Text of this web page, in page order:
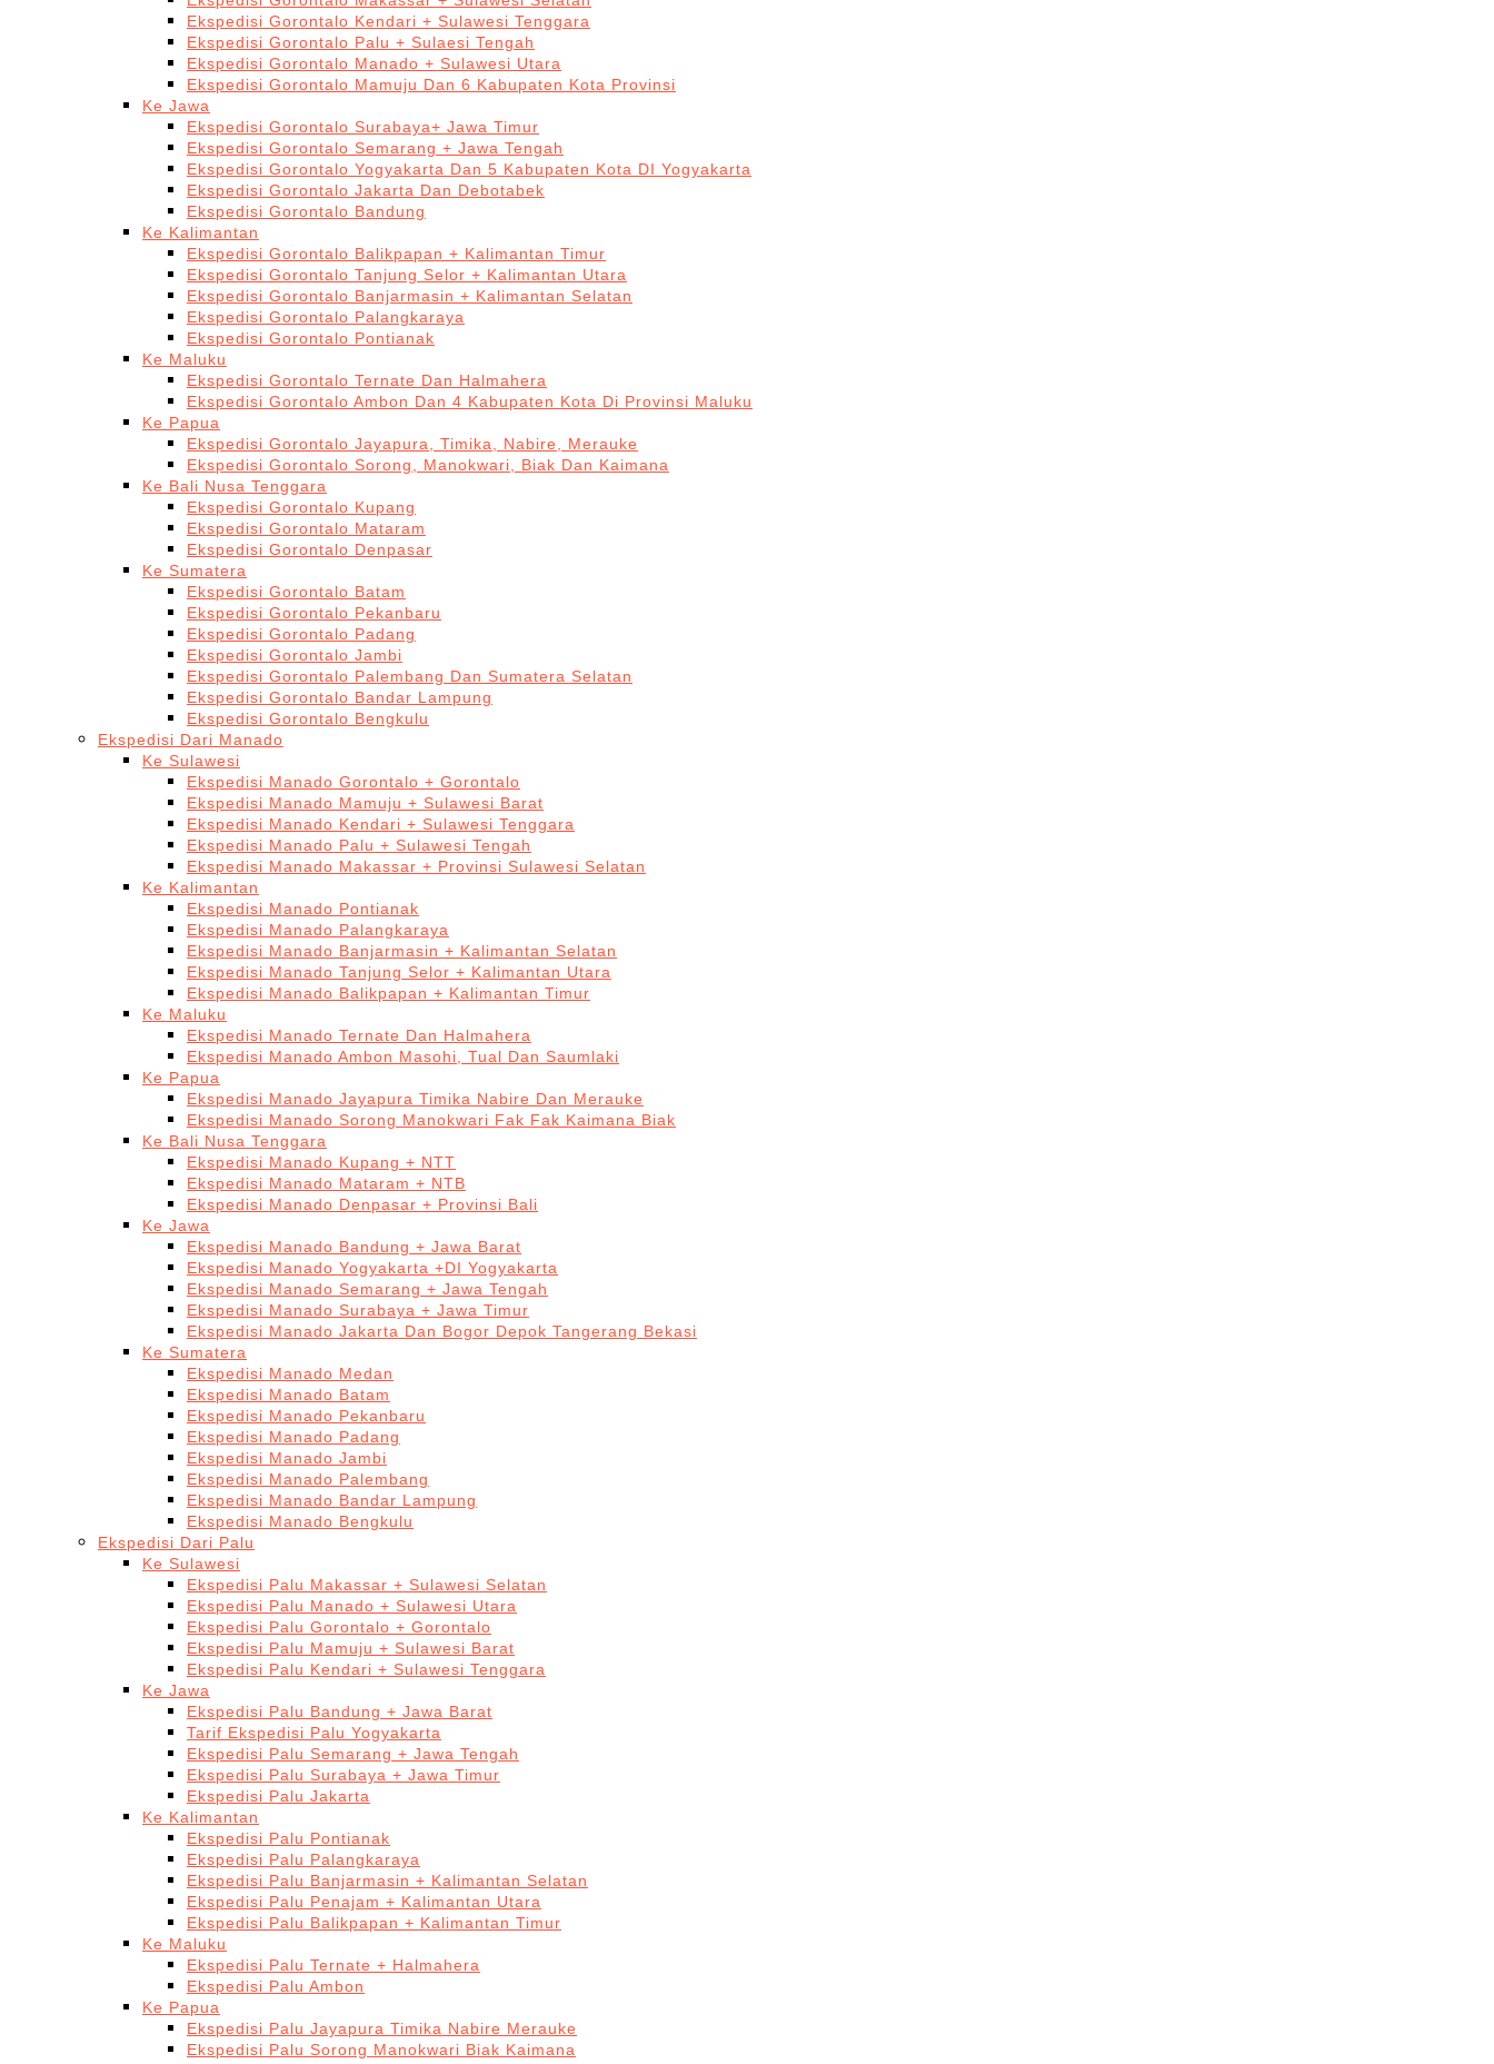
Ekspedisi Gorontalo Kendari + Sulawesi Tenggara
Ekspedisi Gorontalo Palu + Sulaesi Tengah
Ekspedisi Gorontalo Manado + Sulawesi Utara
Ekspedisi Gorontalo Mamuju Dan 6 Kabupaten Kota Provinsi
Ke Jawa
Ekspedisi Gorontalo Surabaya+ Jawa Timur
Ekspedisi Gorontalo Semarang + Jawa Tengah
Ekspedisi Gorontalo Yogyakarta Dan 5 Kabupaten Kota DI Yogyakarta
Ekspedisi Gorontalo Jakarta Dan Debotabek
Ekspedisi Gorontalo Bandung
Ke Kalimantan
Ekspedisi Gorontalo Balikpapan + Kalimantan Timur
Ekspedisi Gorontalo Tanjung Selor + Kalimantan Utara
Ekspedisi Gorontalo Banjarmasin + Kalimantan Selatan
Ekspedisi Gorontalo Palangkaraya
Ekspedisi Gorontalo Pontianak
Ke Maluku
Ekspedisi Gorontalo Ternate Dan Halmahera
Ekspedisi Gorontalo Ambon Dan 4 Kabupaten Kota Di Provinsi Maluku
Ke Papua
Ekspedisi Gorontalo Jayapura, Timika, Nabire, Merauke
Ekspedisi Gorontalo Sorong, Manokwari, Biak Dan Kaimana
Ke Bali Nusa Tenggara
Ekspedisi Gorontalo Kupang
Ekspedisi Gorontalo Mataram
Ekspedisi Gorontalo Denpasar
Ke Sumatera
Ekspedisi Gorontalo Batam
Ekspedisi Gorontalo Pekanbaru
Ekspedisi Gorontalo Padang
Ekspedisi Gorontalo Jambi
Ekspedisi Gorontalo Palembang Dan Sumatera Selatan
Ekspedisi Gorontalo Bandar Lampung
Ekspedisi Gorontalo Bengkulu
Ekspedisi Dari Manado
Ke Sulawesi
Ekspedisi Manado Gorontalo + Gorontalo
Ekspedisi Manado Mamuju + Sulawesi Barat
Ekspedisi Manado Kendari + Sulawesi Tenggara
Ekspedisi Manado Palu + Sulawesi Tengah
Ekspedisi Manado Makassar + Provinsi Sulawesi Selatan
Ke Kalimantan
Ekspedisi Manado Pontianak
Ekspedisi Manado Palangkaraya
Ekspedisi Manado Banjarmasin + Kalimantan Selatan
Ekspedisi Manado Tanjung Selor + Kalimantan Utara
Ekspedisi Manado Balikpapan + Kalimantan Timur
Ke Maluku
Ekspedisi Manado Ternate Dan Halmahera
Ekspedisi Manado Ambon Masohi, Tual Dan Saumlaki
Ke Papua
Ekspedisi Manado Jayapura Timika Nabire Dan Merauke
Ekspedisi Manado Sorong Manokwari Fak Fak Kaimana Biak
Ke Bali Nusa Tenggara
Ekspedisi Manado Kupang + NTT
Ekspedisi Manado Mataram + NTB
Ekspedisi Manado Denpasar + Provinsi Bali
Ke Jawa
Ekspedisi Manado Bandung + Jawa Barat
Ekspedisi Manado Yogyakarta +DI Yogyakarta
Ekspedisi Manado Semarang + Jawa Tengah
Ekspedisi Manado Surabaya + Jawa Timur
Ekspedisi Manado Jakarta Dan Bogor Depok Tangerang Bekasi
Ke Sumatera
Ekspedisi Manado Medan
Ekspedisi Manado Batam
Ekspedisi Manado Pekanbaru
Ekspedisi Manado Padang
Ekspedisi Manado Jambi
Ekspedisi Manado Palembang
Ekspedisi Manado Bandar Lampung
Ekspedisi Manado Bengkulu
Ekspedisi Dari Palu
Ke Sulawesi
Ekspedisi Palu Makassar + Sulawesi Selatan
Ekspedisi Palu Manado + Sulawesi Utara
Ekspedisi Palu Gorontalo + Gorontalo
Ekspedisi Palu Mamuju + Sulawesi Barat
Ekspedisi Palu Kendari + Sulawesi Tenggara
Ke Jawa
Ekspedisi Palu Bandung + Jawa Barat
Tarif Ekspedisi Palu Yogyakarta
Ekspedisi Palu Semarang + Jawa Tengah
Ekspedisi Palu Surabaya + Jawa Timur
Ekspedisi Palu Jakarta
Ke Kalimantan
Ekspedisi Palu Pontianak
Ekspedisi Palu Palangkaraya
Ekspedisi Palu Banjarmasin + Kalimantan Selatan
Ekspedisi Palu Penajam + Kalimantan Utara
Ekspedisi Palu Balikpapan + Kalimantan Timur
Ke Maluku
Ekspedisi Palu Ternate + Halmahera
Ekspedisi Palu Ambon
Ke Papua
Ekspedisi Palu Jayapura Timika Nabire Merauke
Ekspedisi Palu Sorong Manokwari Biak Kaimana